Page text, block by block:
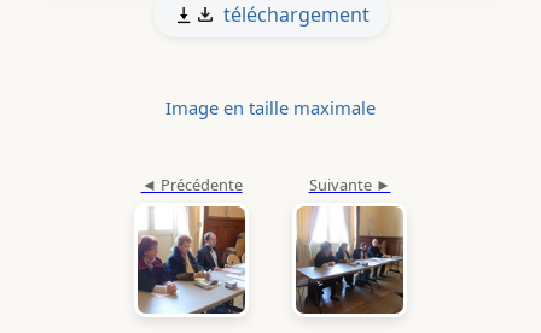
téléchargement
Image en taille maximale